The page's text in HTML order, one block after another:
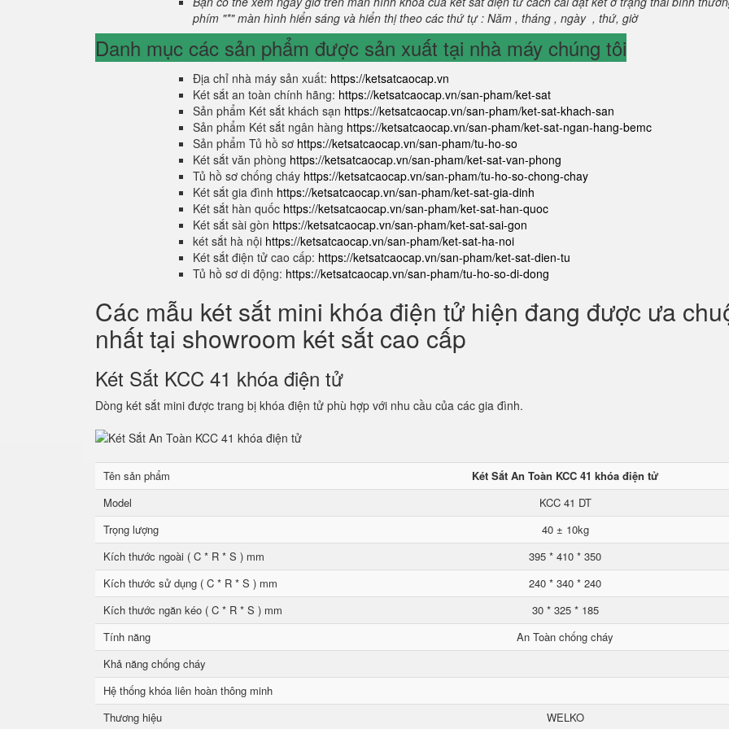
phím "*" màn hình hiển sáng và hiển thị theo các thứ tự : Năm , tháng , ngày , thứ, giờ
Danh mục các sản phẩm được sản xuất tại nhà máy chúng tôi
Địa chỉ nhà máy sản xuất: https://ketsatcaocap.vn
Két sắt an toàn chính hãng: https://ketsatcaocap.vn/san-pham/ket-sat
Sản phẩm Két sắt khách sạn https://ketsatcaocap.vn/san-pham/ket-sat-khach-san
Sản phẩm Két sắt ngân hàng https://ketsatcaocap.vn/san-pham/ket-sat-ngan-hang-bemc
Sản phẩm Tủ hồ sơ https://ketsatcaocap.vn/san-pham/tu-ho-so
Két sắt văn phòng https://ketsatcaocap.vn/san-pham/ket-sat-van-phong
Tủ hồ sơ chống cháy https://ketsatcaocap.vn/san-pham/tu-ho-so-chong-chay
Két sắt gia đình https://ketsatcaocap.vn/san-pham/ket-sat-gia-dinh
Két sắt hàn quốc https://ketsatcaocap.vn/san-pham/ket-sat-han-quoc
Két sắt sài gòn https://ketsatcaocap.vn/san-pham/ket-sat-sai-gon
két sắt hà nội https://ketsatcaocap.vn/san-pham/ket-sat-ha-noi
Két sắt điện tử cao cấp: https://ketsatcaocap.vn/san-pham/ket-sat-dien-tu
Tủ hồ sơ di động: https://ketsatcaocap.vn/san-pham/tu-ho-so-di-dong
Các mẫu két sắt mini khóa điện tử hiện đang được ưa
nhất tại showroom két sắt cao cấp
Két Sắt KCC 41 khóa điện tử
Dòng két sắt mini được trang bị khóa điện tử phù hợp với nhu cầu của các gia đình.
Tên sản phẩm
Két Sắt An Toàn KCC 41 khóa điện tử
Model
KCC 41 DT
Trọng lượng
40 ± 10kg
Kích thước ngoài ( C * R * S ) mm
395 * 410 * 350
Kích thước sử dụng ( C * R * S ) mm
240 * 340 * 240
Kích thước ngăn kéo ( C * R * S ) mm
30 * 325 * 185
Tính năng
An Toàn chống cháy
Khả năng chống cháy
Hệ thống khóa liên hoàn thông minh
Thương hiệu
WELKO